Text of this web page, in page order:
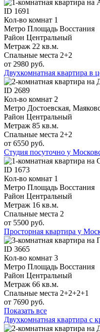
ID 1691
Кол-во комнат 1
Метро Площадь Восстания
Район Центральный
Метраж 22 кв.м.
Спальные места 2+2
от 2980 руб.
Двухкомнатная квартира в
ID 2689
Кол-во комнат 2
Метро Достоевская,
Район Центральный
Метраж 85 кв.м.
Спальные места 2+2
от 6550 руб.
Студия посуточно у
ID 1673
Кол-во комнат 1
Метро Площадь Восстания
Район Центральный
Метраж 16 кв.м.
Спальные места 2
от 5500 руб.
Просторная квартира у
ID 3665
Кол-во комнат 3
Метро Площадь Восстания
Район Центральный
Метраж 66 кв.м.
Спальные места 2+2+2+1
от 7690 руб.
Показать все
Двухкомнатная квартира с